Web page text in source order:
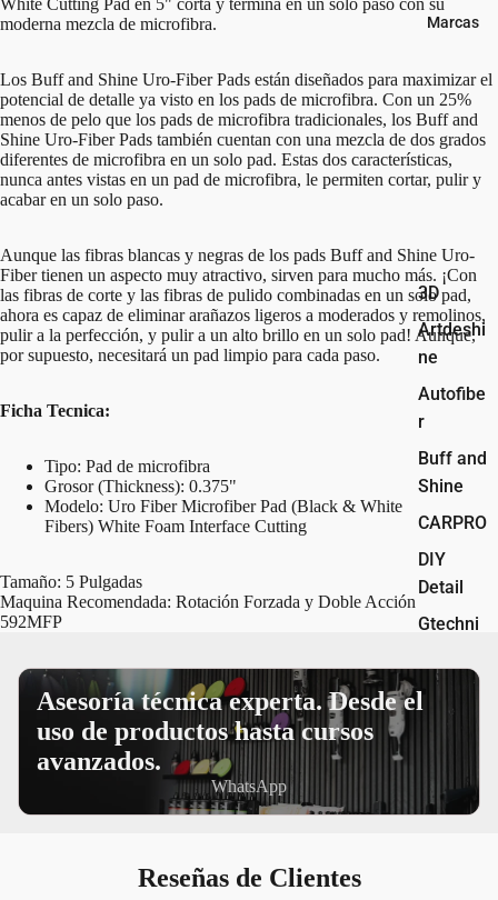
Llantas
Marcas
3D
Artdeshi
ne
Autofibe
r
Buff and
Shine
CARPRO
DIY
Detail
Gtechni
Gyeon
Chemie
White Cutting Pad en 5" corta y termina en un solo paso con su
moderna mezcla de microfibra.
Los Buff and Shine Uro-Fiber Pads están diseñados para maximizar el
potencial de detalle ya visto en los pads de microfibra. Con un 25%
menos de pelo que los pads de microfibra tradicionales, los Buff and
Shine Uro-Fiber Pads también cuentan con una mezcla de dos grados
diferentes de microfibra en un solo pad. Estas dos características,
nunca antes vistas en un pad de microfibra, le permiten cortar, pulir y
acabar en un solo paso.
Aunque las fibras blancas y negras de los pads Buff and Shine Uro-
Fiber tienen un aspecto muy atractivo, sirven para mucho más. ¡Con
las fibras de corte y las fibras de pulido combinadas en un solo pad,
ahora es capaz de eliminar arañazos ligeros a moderados y remolinos,
pulir a la perfección, y pulir a un alto brillo en un solo pad! Aunque,
por supuesto, necesitará un pad limpio para cada paso.
Ficha Tecnica:
Tipo: Pad de microfibra
Grosor (Thickness): 0.375"
Modelo: Uro Fiber Microfiber Pad (Black & White
Fibers) White Foam Interface Cutting
Tamaño: 5 Pulgadas
Maquina Recomendada: Rotación Forzada y Doble Acción
592MFP
Asesoría técnica experta. Desde el
uso de productos hasta cursos
avanzados.
WhatsApp
Reseñas de Clientes